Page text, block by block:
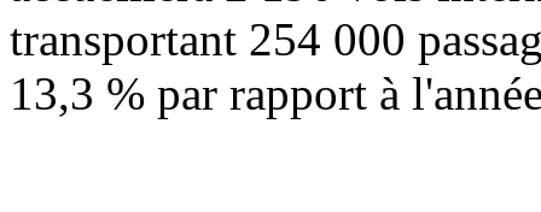
transportant 254 000
13,3 % par rapport à